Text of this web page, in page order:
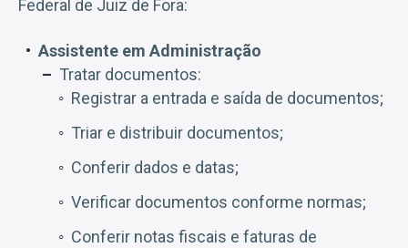
Federal de Juiz de Fora:
Assistente em Administração
Tratar documentos:
Registrar a entrada e saída de documentos;
Triar e distribuir documentos;
Conferir dados e datas;
Verificar documentos conforme normas;
Conferir notas fiscais e faturas de